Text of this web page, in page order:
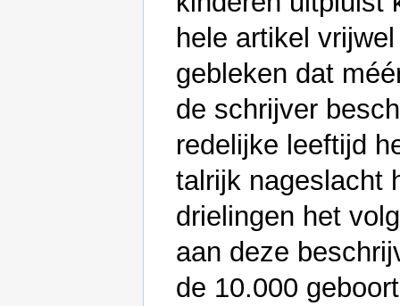
hele artikel
gebleken dat
de schrijver
redelijke leeftijd
talrijk nageslacht
drielingen het
aan deze
de 10.000